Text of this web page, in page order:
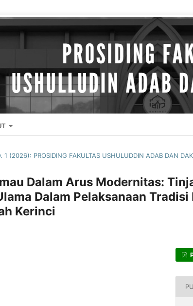
1 (2026): PROSIDING FAKULTAS USHULUDDIN ADAB DAN
Dalam Arus Modernitas:
Dalam Pelaksanaan
Kerinci